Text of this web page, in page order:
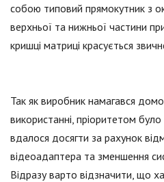
собою типовий прямокутник з
верхньої та нижньої частини
кришці матриці красується
Так як виробник намагався
використанні, пріоритетом
вдалося досягти за рахунок
відеоадаптера та зменшення
Відразу варто відзначити, що